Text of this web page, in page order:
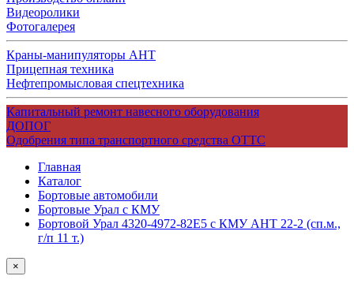
Видеоролики
Фотогалерея
Краны-манипуляторы АНТ
Прицепная техника
Нефтепромысловая спецтехника
Капитальный ремонт навесного оборудования
ДОПОГ
Одобрения типа транспортного средства ОТТС
Главная
Каталог
Бортовые автомобили
Бортовые Урал с КМУ
Бортовой Урал 4320-4972-82Е5 с КМУ АНТ 22-2 (сп.м.,
г/п 11 т.)
×